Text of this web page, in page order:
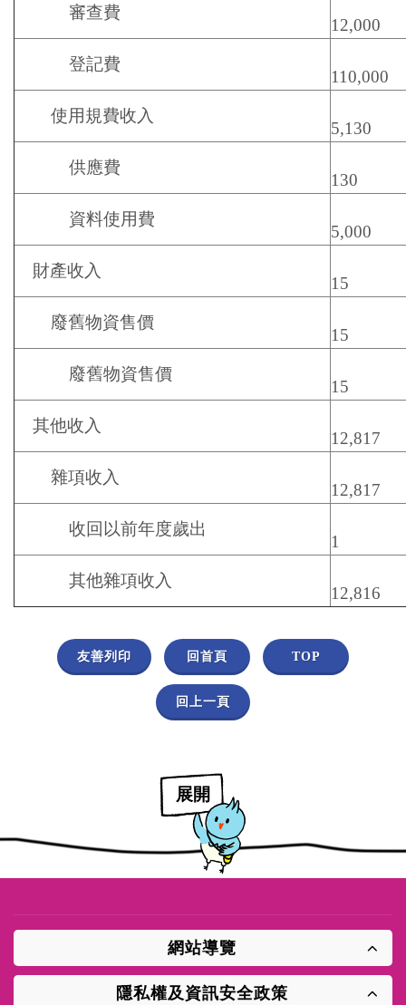
審查費
12,000
登記費
110,000
使用規費收入
5,130
供應費
130
資料使用費
5,000
財產收入
15
廢舊物資售價
15
廢舊物資售價
15
其他收入
12,817
雜項收入
12,817
收回以前年度歲出
1
其他雜項收入
12,816
友善列印 回首頁 TOP
回上一頁
展開
網站導覽
隱私權及資訊安全政策